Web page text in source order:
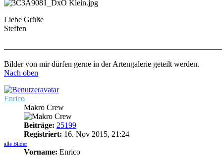
Liebe Grüße
Steffen
Bilder von mir dürfen gerne in der Artengalerie geteilt werden.
Nach oben
Enrico
Makro Crew
Beiträge: 25199
Registriert: 16. Nov 2015, 21:24
alle Bilder
Vorname: Enrico